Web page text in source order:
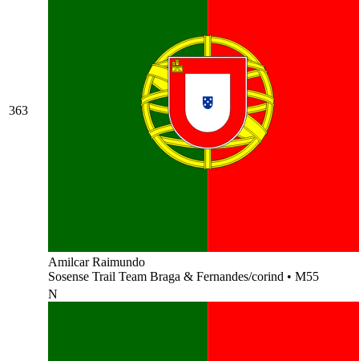
363
Amilcar Raimundo
Sosense Trail Team Braga & Fernandes/corind • M55
N